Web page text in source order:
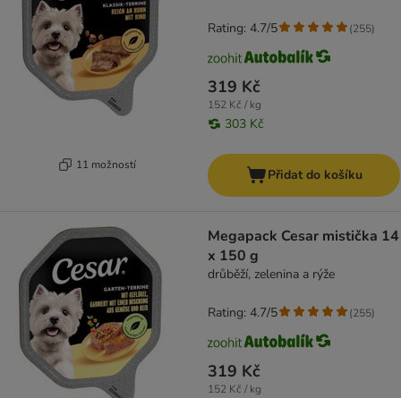
11 možností
319 Kč
152 Kč / kg
303 Kč
Rating: 4.7/5 (255)
Přidat do košíku
Megapack Cesar mistička 14
x 150 g
drůběží, zelenina a rýže
319 Kč
152 Kč / kg
Rating: 4.7/5 (255)